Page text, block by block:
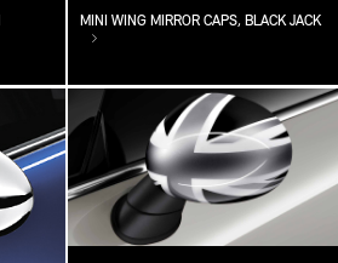
MINI WING MIRROR CAPS, BLACK JACK